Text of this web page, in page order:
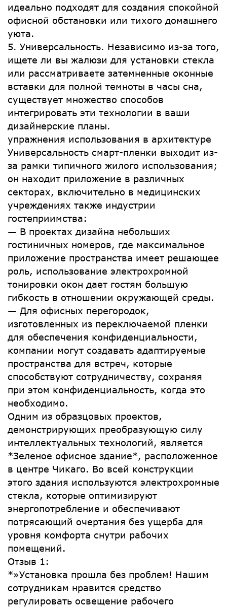
идеально подходят для создания спокойной
офисной обстановки или тихого домашнего
уюта.
5. Универсальность. Независимо из-за того,
ищете ли вы жалюзи для установки стекла
или рассматриваете затемненные оконные
вставки для полной темноты в часы сна,
существует множество способов
интегрировать эти технологии в ваши
дизайнерские планы.
упражнения использования в архитектуре
Универсальность смарт-пленки выходит из-
за рамки типичного жилого использования;
он находит приложение в различных
секторах, включительно в медицинских
учреждениях также индустрии
гостеприимства:
— В проектах дизайна небольших
гостиничных номеров, где максимальное
приложение пространства имеет решающее
роль, использование электрохромной
тонировки окон дает гостям большую
гибкость в отношении окружающей среды.
— Для офисных перегородок,
изготовленных из переключаемой пленки
для обеспечения конфиденциальности,
компании могут создавать адаптируемые
пространства для встреч, которые
способствуют сотрудничеству, сохраняя
при этом конфиденциальность, когда это
необходимо.
Одним из образцовых проектов,
демонстрирующих преобразующую силу
интеллектуальных технологий, является
*Зеленое офисное здание*, расположенное
в центре Чикаго. Во всей конструкции
этого здания используются электрохромные
стекла, которые оптимизируют
энергопотребление и обеспечивают
потрясающий очертания без ущерба для
уровня комфорта снутри рабочих
помещений.
Отзыв 1:
*»Установка прошла без проблем! Нашим
сотрудникам нравится средство
регулировать освещение рабочего